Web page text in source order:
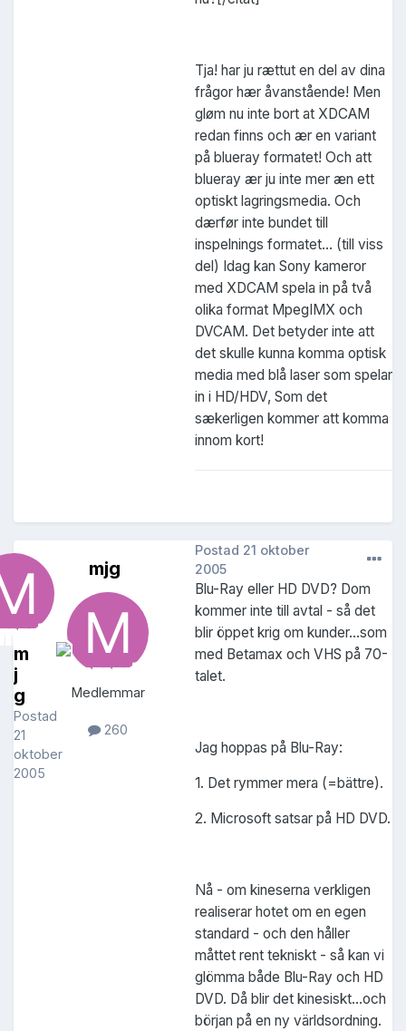
Tja! har ju rættut en del av dina
frågor hær åvanstående! Men
gløm nu inte bort at XDCAM
redan finns och ær en variant
på blueray formatet! Och att
blueray ær ju inte mer æn ett
optiskt lagringsmedia. Och
dærfør inte bundet till
inspelnings formatet... (till viss
del) Idag kan Sony kameror
med XDCAM spela in på två
olika format MpegIMX och
DVCAM. Det betyder inte att
det skulle kunna komma optisk
media med blå laser som spelar
in i HD/HDV, Som det
sækerligen kommer att komma
innom kort!
m
j
g
Postad
21
oktober
2005
mjg
Medlemmar
260
Postad 21 oktober
2005
Blu-Ray eller HD DVD? Dom
kommer inte till avtal - så det
blir öppet krig om kunder...som
med Betamax och VHS på 70-
talet.
Jag hoppas på Blu-Ray:
1. Det rymmer mera (=bättre).
2. Microsoft satsar på HD DVD.
Nå - om kineserna verkligen
realiserar hotet om en egen
standard - och den håller
måttet rent tekniskt - så kan vi
glömma både Blu-Ray och HD
DVD. Då blir det kinesiskt...och
början på en ny världsordning.